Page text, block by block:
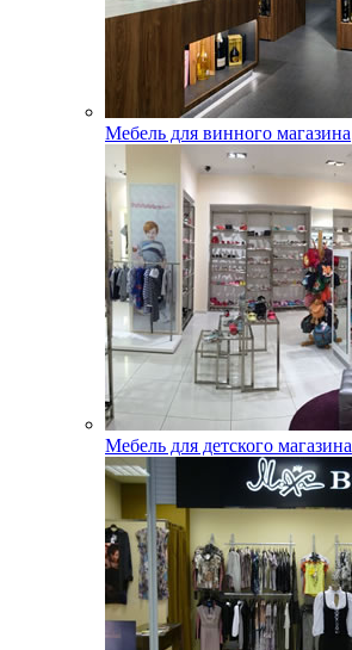
Мебель для винного магазина
Мебель для детского магазина